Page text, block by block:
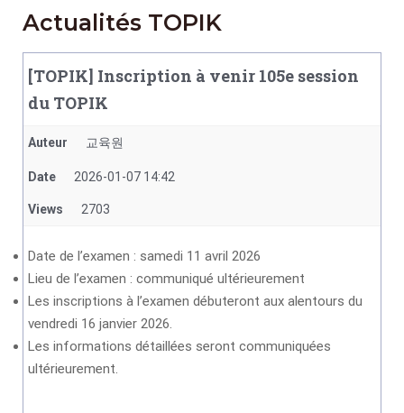
Actualités TOPIK
[TOPIK] Inscription à venir 105e session
du TOPIK
Auteur 교육원
Date 2026-01-07 14:42
Views 2703
Date de l’examen : samedi 11 avril 2026
Lieu de l’examen : communiqué ultérieurement
Les inscriptions à l’examen débuteront aux alentours du
vendredi 16 janvier 2026.
Les informations détaillées seront communiquées
ultérieurement.